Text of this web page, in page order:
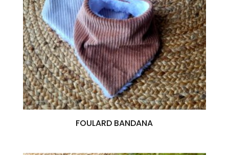
FOULARD BANDANA